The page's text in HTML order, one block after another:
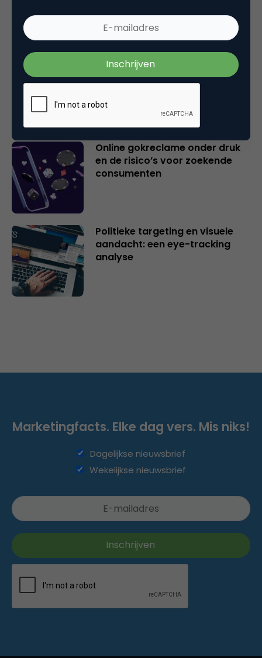
IIEX Europe 2026: insight-
professionals verhogen het
Online gokreclame onder druk
en de risico’s voor zoekende
consumenten
Politieke targeting en visuele
aandacht: een eye-tracking
analyse
Marketingfacts. Elke dag vers. Mis niks!
Dagelijkse nieuwsbrief
Wekelijkse nieuwsbrief